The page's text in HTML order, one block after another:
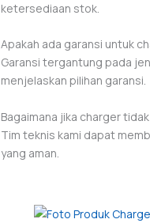
ketersediaan stok.
Apakah ada garansi untuk
Garansi tergantung pada
menjelaskan pilihan garansi.
Bagaimana jika charger
Tim teknis kami dapat
yang aman.